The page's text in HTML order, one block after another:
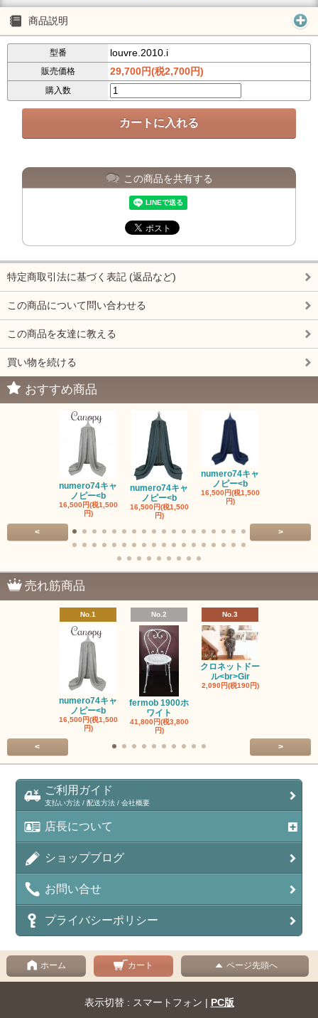
商品説明
型番 louvre.2010.i
販売価格 29,700円(税2,700円)
購入数
この商品を共有する
特定商取引法に基づく表記 (返品など)
この商品について問い合わせる
この商品を友達に教える
買い物を続ける
おすすめ商品
numero74キャ
ノピー<b
16,500円(税1,500
円)
numero74キャ
ノピー<b
16,500円(税1,500
円)
numero74キャ
ノピー<b
16,500円(税1,500
円)
< >
売れ筋商品
No.1
numero74キャ
ノピー<b
16,500円(税1,500
円)
No.2
fermob 1900ホ
ワイト
41,800円(税3,800
円)
No.3
クロネットドー
ル<br>Gir
2,090円(税190円)
< >
ご利用ガイド
支払い方法 / 配送方法 / 会社概要
店長について
ショップブログ
お問い合せ
プライバシーポリシー
ホーム カート ページ先頭へ
表示切替 : スマートフォン | PC版